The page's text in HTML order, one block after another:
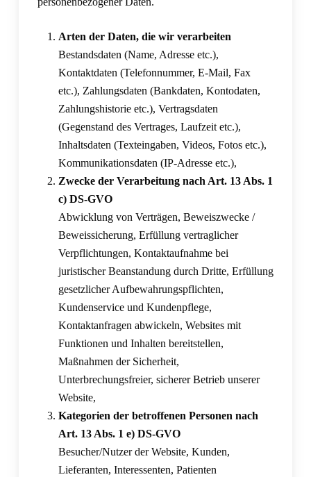
Arten der Daten, die wir verarbeiten
Bestandsdaten (Name, Adresse etc.),
Kontaktdaten (Telefonnummer, E-Mail, Fax
etc.), Zahlungsdaten (Bankdaten, Kontodaten,
Zahlungshistorie etc.), Vertragsdaten
(Gegenstand des Vertrages, Laufzeit etc.),
Inhaltsdaten (Texteingaben, Videos, Fotos etc.),
Kommunikationsdaten (IP-Adresse etc.),
Zwecke der Verarbeitung nach Art. 13 Abs. 1
c) DS-GVO
Abwicklung von Verträgen, Beweiszwecke /
Beweissicherung, Erfüllung vertraglicher
Verpflichtungen, Kontaktaufnahme bei
juristischer Beanstandung durch Dritte, Erfüllung
gesetzlicher Aufbewahrungspflichten,
Kundenservice und Kundenpflege,
Kontaktanfragen abwickeln, Websites mit
Funktionen und Inhalten bereitstellen,
Maßnahmen der Sicherheit,
Unterbrechungsfreier, sicherer Betrieb unserer
Website,
Kategorien der betroffenen Personen nach
Art. 13 Abs. 1 e) DS-GVO
Besucher/Nutzer der Website, Kunden,
Lieferanten, Interessenten, Patienten